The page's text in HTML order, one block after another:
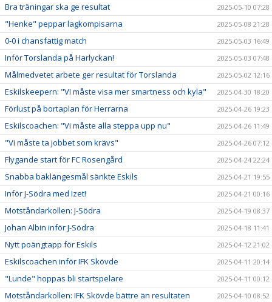
Bra träningar ska ge resultat 2025-05-10 07:28
"Henke" peppar lagkompisarna 2025-05-08 21:28
0-0 i chansfattig match 2025-05-03 16:49
Inför Torslanda på Harlyckan! 2025-05-03 07:48
Målmedvetet arbete ger resultat för Torslanda 2025-05-02 12:16
Eskilskeepern: "VI måste visa mer smartness och kyla" 2025-04-30 18:20
Förlust på bortaplan för Herrarna 2025-04-26 19:23
Eskilscoachen: "Vi måste alla steppa upp nu" 2025-04-26 11:49
"Vi måste ta jobbet som krävs" 2025-04-26 07:12
Flygande start för FC Rosengård 2025-04-24 22:24
Snabba baklängesmål sänkte Eskils 2025-04-21 19:55
Inför J-Södra med Izet! 2025-04-21 00:16
Motståndarkollen: J-Södra 2025-04-19 08:37
Johan Albin inför J-Södra 2025-04-18 11:41
Nytt poängtapp för Eskils 2025-04-12 21:02
Eskilscoachen inför IFK Skövde 2025-04-11 20:14
"Lunde" hoppas bli startspelare 2025-04-11 00:12
Motståndarkollen: IFK Skövde bättre än resultaten 2025-04-10 08:52